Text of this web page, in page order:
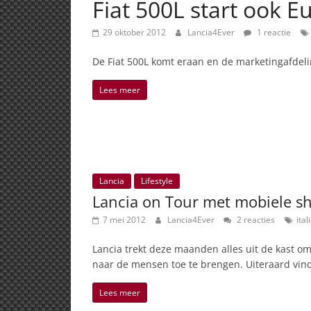
Fiat 500L start ook
29 oktober 2012 Lancia4Ever 1 reactie
De Fiat 500L komt eraan en de
Lees meer
Lancia Lifestyle
Lancia on Tour met mobiele
7 mei 2012 Lancia4Ever 2 reacties
Lancia trekt deze maanden alles uit de kast
naar de mensen toe te brengen. Uiteraard
Lees meer